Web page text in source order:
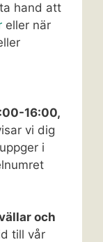
hand att
eller när
16:00,
vi dig
i
och
till vår